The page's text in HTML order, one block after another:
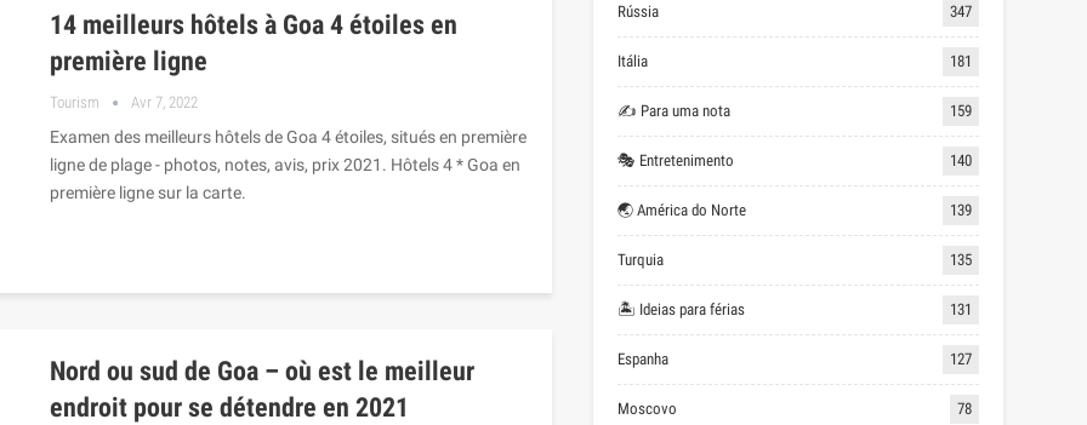
14 meilleurs hôtels à Goa 4 étoiles en
première ligne
Tourism Avr 7, 2022
Examen des meilleurs hôtels de Goa 4 étoiles, situés en première
ligne de plage - photos, notes, avis, prix 2021. Hôtels 4 * Goa en
première ligne sur la carte.
Nord ou sud de Goa – où est le meilleur
endroit pour se détendre en 2021
Rússia 347
Itália 181
✍ Para uma nota 159
🎭 Entretenimento 140
🌏 América do Norte 139
Turquia 135
🏝 Ideias para férias 131
Espanha 127
Moscovo 78